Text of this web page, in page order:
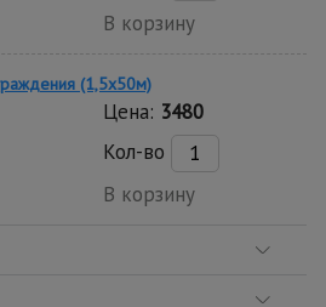
В корзину
(1,5х50м)
Цена: 3480
Кол-во
В корзину